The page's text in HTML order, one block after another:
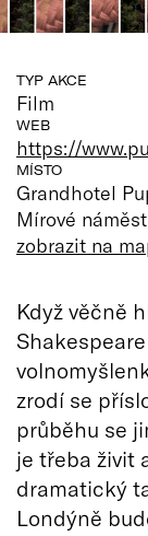
TYP AKCE
Film
WEB
https://
MÍSTO
Grandhotel
Mírové
zobrazit na
Když věčně
zrodí se
průběhu se
je třeba živit
dramatický
Londýně